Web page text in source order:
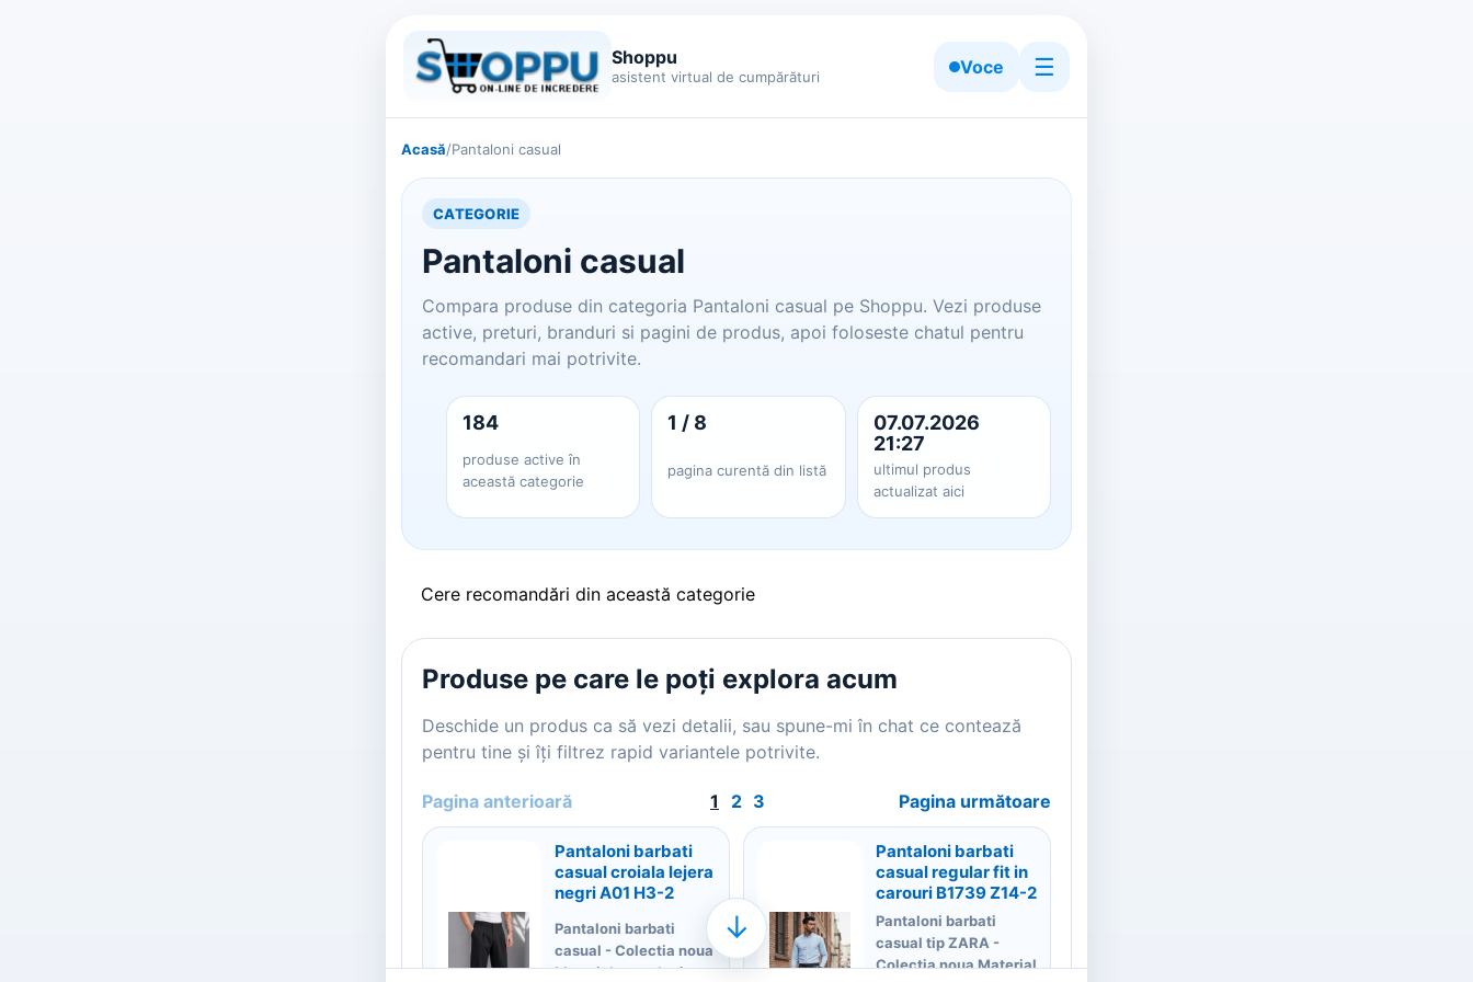
Shoppu
asistent virtual de cumpărături Voce ☰
Acasă/Pantaloni casual
CATEGORIE
Pantaloni casual
Compara produse din categoria Pantaloni casual pe Shoppu. Vezi produse
active, preturi, branduri si pagini de produs, apoi foloseste chatul pentru
recomandari mai potrivite.
184
produse active în
această categorie
1 / 8
pagina curentă din listă
07.07.2026
21:27
ultimul produs
actualizat aici
Cere recomandări din această categorie
Produse pe care le poți explora acum
Deschide un produs ca să vezi detalii, sau spune-mi în chat ce contează
pentru tine și îți filtrez rapid variantele potrivite.
Pagina anterioară 1 2 3 Pagina următoare
Pantaloni barbati
casual croiala lejera
negri A01 H3-2
Pantaloni barbati
casual - Colectia noua
Material pantaloni
Pantaloni barbati
casual regular fit in
carouri B1739 Z14-2
Pantaloni barbati
casual tip ZARA -
Colectia noua Material
↓